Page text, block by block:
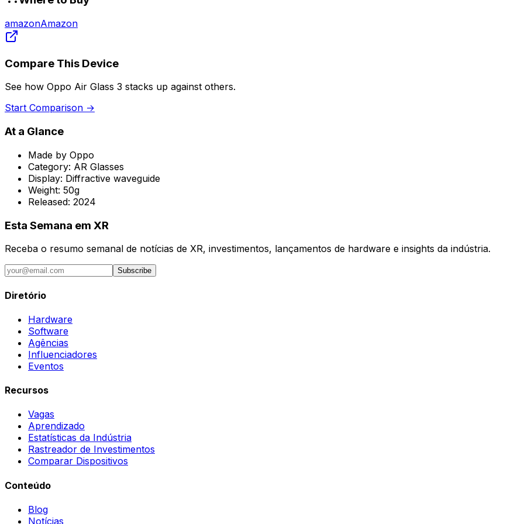
amazonAmazon
Compare This Device
See how Oppo Air Glass 3 stacks up against others.
Start Comparison →
At a Glance
Made by Oppo
Category: AR Glasses
Display: Diffractive waveguide
Weight: 50g
Released: 2024
Esta Semana em XR
Receba o resumo semanal de notícias de XR, investimentos, lançamentos de hardware e insights da indústria.
Subscribe
Diretório
Hardware
Software
Agências
Influenciadores
Eventos
Recursos
Vagas
Aprendizado
Estatísticas da Indústria
Rastreador de Investimentos
Comparar Dispositivos
Conteúdo
Blog
Notícias